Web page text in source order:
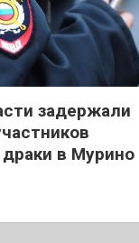
задержали
в Мурино